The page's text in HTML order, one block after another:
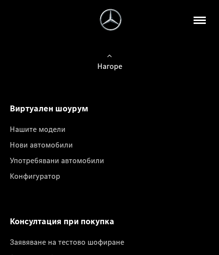
Нагоре
Виртуален шоурум
Нашите модели
Нови автомобили
Употребявани автомобили
Конфигуратор
Консултация при покупка
Заявяване на тестово шофиране